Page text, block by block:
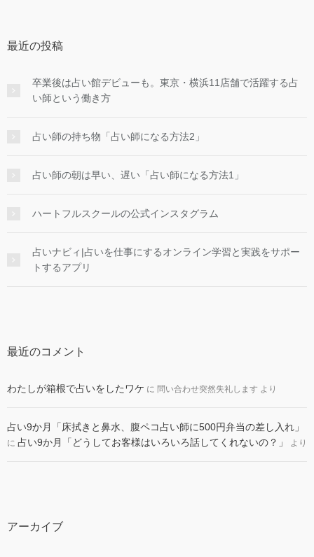
最近の投稿
卒業後は占い館デビューも。東京・横浜11店舗で活躍する占
い師という働き方
占い師の持ち物「占い師になる方法2」
占い師の朝は早い、遅い「占い師になる方法1」
ハートフルスクールの公式インスタグラム
占いナビィ|占いを仕事にするオンライン学習と実践をサポー
トするアプリ
最近のコメント
わたしが箱根で占いをしたワケ に 問い合わせ突然失礼します より
占い9か月「床拭きと鼻水、腹ペコ占い師に500円弁当の差し入れ」
に 占い9か月「どうしてお客様はいろいろ話してくれないの？」 より
アーカイブ